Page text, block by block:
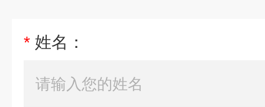
* 姓名：